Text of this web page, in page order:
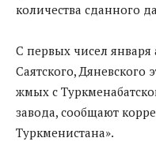
количества сданного
С первых чисел января
Саятского,
жмых с
завода, сообщают
Туркменистана».